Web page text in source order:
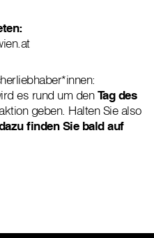
es rund um denTag des
geben. Halten Sie also
finden Sie bald auf